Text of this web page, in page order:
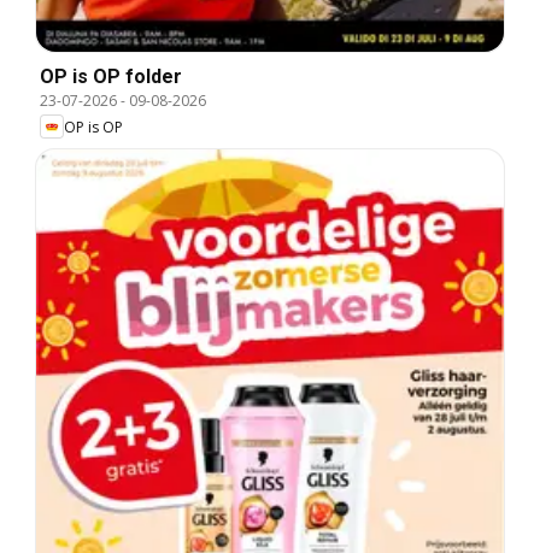
OP is OP folder
23-07-2026- 09-08-2026
OP is OP